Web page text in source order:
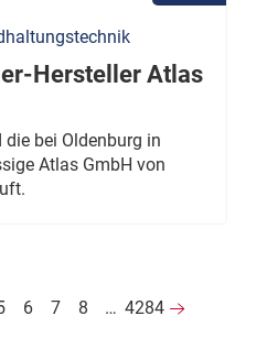
Hersteller Atlas
bei Oldenburg in
Atlas GmbH von
6 7 8 … 4284